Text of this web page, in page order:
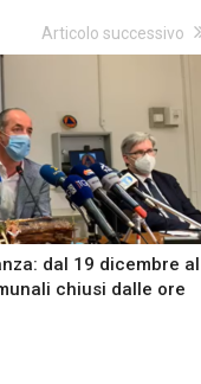
Articolo successivo
dal 19 dicembre al
chiusi dalle ore